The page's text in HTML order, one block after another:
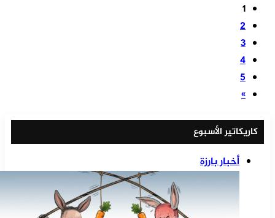
1
2
3
4
5
»
كاريكاتير الأسبوع
أخبار بارزة